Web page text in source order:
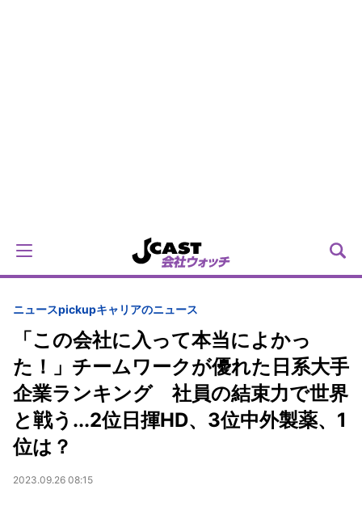
ニュースpickupキャリアのニュース
「この会社に入って本当によかっ
た！」チームワークが優れた日系大手
企業ランキング 社員の結束力で世界
と戦う...2位日揮HD、3位中外製薬、1
位は？
2023.09.26 08:15